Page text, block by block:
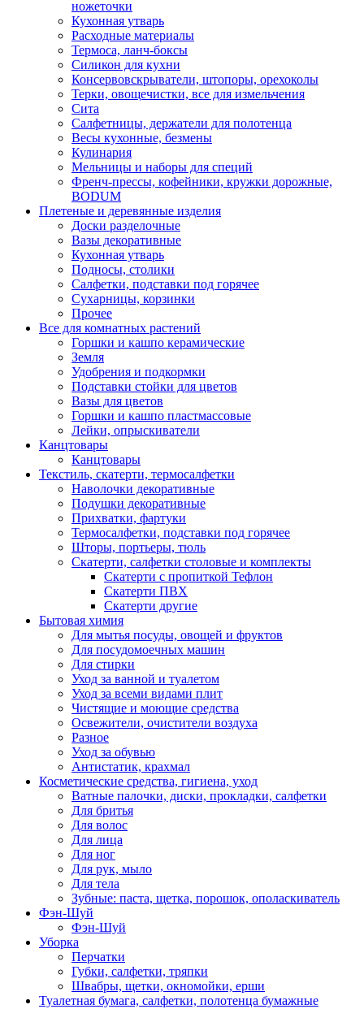
ножеточки
Кухонная утварь
Расходные материалы
Термоса, ланч-боксы
Силикон для кухни
Консервовскрыватели, штопоры, орехоколы
Терки, овощечистки, все для измельчения
Сита
Салфетницы, держатели для полотенца
Весы кухонные, безмены
Кулинария
Мельницы и наборы для специй
Френч-прессы, кофейники, кружки дорожные,
BODUM
Плетеные и деревянные изделия
Доски разделочные
Вазы декоративные
Кухонная утварь
Подносы, столики
Салфетки, подставки под горячее
Сухарницы, корзинки
Прочее
Все для комнатных растений
Горшки и кашпо керамические
Земля
Удобрения и подкормки
Подставки стойки для цветов
Вазы для цветов
Горшки и кашпо пластмассовые
Лейки, опрыскиватели
Канцтовары
Канцтовары
Текстиль, скатерти, термосалфетки
Наволочки декоративные
Подушки декоративные
Прихватки, фартуки
Термосалфетки, подставки под горячее
Шторы, портьеры, тюль
Скатерти, салфетки столовые и комплекты
Скатерти с пропиткой Тефлон
Скатерти ПВХ
Скатерти другие
Бытовая химия
Для мытья посуды, овощей и фруктов
Для посудомоечных машин
Для стирки
Уход за ванной и туалетом
Уход за всеми видами плит
Чистящие и моющие средства
Освежители, очистители воздуха
Разное
Уход за обувью
Антистатик, крахмал
Косметические средства, гигиена, уход
Ватные палочки, диски, прокладки, салфетки
Для бритья
Для волос
Для лица
Для ног
Для рук, мыло
Для тела
Зубные: паста, щетка, порошок, ополаскиватель
Фэн-Шуй
Фэн-Шуй
Уборка
Перчатки
Губки, салфетки, тряпки
Швабры, щетки, окномойки, ерши
Туалетная бумага, салфетки, полотенца бумажные